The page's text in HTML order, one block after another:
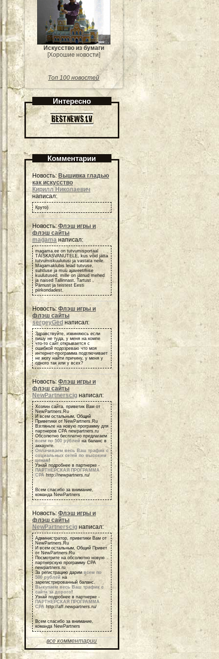
Искусство из бумаги
[Хорошие новости]
Топ 100 новостей
Интересно
Комментарии
Новость: Вышивка гладью
как искусство
Кирилл Николаевич
написал:
Круто)
Новость: Флэш игры и
флэш сайты
magama написал:
magama.ee on tutvumisportaal
TÄISKASVANUTELE, kus võid jätta
tutvumiskuulutusi ja vastata neile.
Magamaklubis leiad tutvuse,
suhtluse ja muu ajaveetmise
kuulutused, mille on jätnud mehed
ja naised Tallinnast, Tartust ,
Pärnust ja teistest Eesti
piirkondadest.
Новость: Флэш игры и
флэш сайты
sergeyGed написал:
Здравствуйте, извиняюсь если
пишу не туда, у меня на компе
что-то сайт открывается с
ошибкой подозреваю что моя
интернет-программа подглючивает
не могу найти причину, у меня у
одного так или у всех?
Новость: Флэш игры и
флэш сайты
NewPartnerscig написал:
Хозяин сайта, приветик Вам от
NewPartners.Ru
И всем остальным, Общий
Приветики от NewPartners.Ru
Взгляньте на новую программу для
партнеров СРА newpartners.ru
Обсолютно бесплатно предлагаем
всем по 500 рублей на баланс в
аккаунте.
Оплачиваем весь Ваш трафик с
социальных сетей по высоким
ценам!
Узнай подробнее в партнерке -
ПАРТНЕРСКАЯ ПРОГРАММА
СРА http://newpartners.ru/
Всем спасибо за внимание,
команда NewPartners
Новость: Флэш игры и
флэш сайты
NewPartnerscig написал:
Администратор, приветики Вам от
NewPartners.Ru
И всем остальным, Общий Привет
от NewPartners.Ru
Посмотрите на обсолютно новую
партнерскую программу СРА
newpartners.ru
За регистрацию даримвсем по
500 рублей на
зарегистрированный баланс.
Выкупаем весь Ваш трафик с
сайта за дорого!
Узнай подробнее в партнерке -
ПАРТНЕРСКАЯ ПРОГРАММА
СРА http://aff.newpartners.ru/
Всем спасибо за внимание,
команда NewPartners
все комментарии